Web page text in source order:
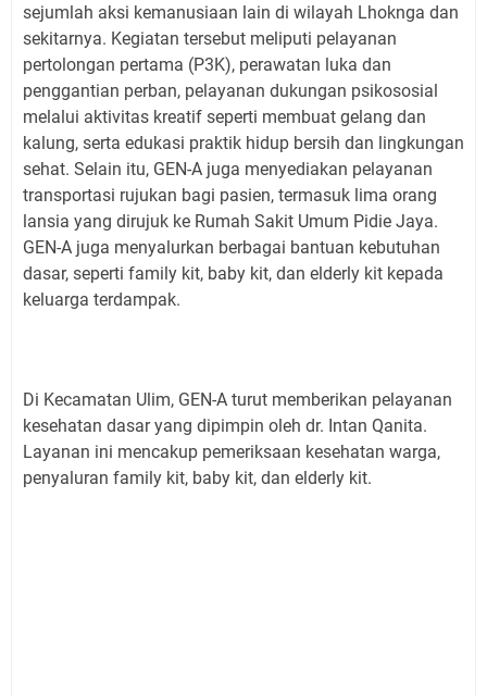
sejumlah aksi kemanusiaan lain di wilayah Lhoknga dan
sekitarnya. Kegiatan tersebut meliputi pelayanan
pertolongan pertama (P3K), perawatan luka dan
penggantian perban, pelayanan dukungan psikososial
melalui aktivitas kreatif seperti membuat gelang dan
kalung, serta edukasi praktik hidup bersih dan lingkungan
sehat. Selain itu, GEN-A juga menyediakan pelayanan
transportasi rujukan bagi pasien, termasuk lima orang
lansia yang dirujuk ke Rumah Sakit Umum Pidie Jaya.
GEN-A juga menyalurkan berbagai bantuan kebutuhan
dasar, seperti family kit, baby kit, dan elderly kit kepada
keluarga terdampak.
Di Kecamatan Ulim, GEN-A turut memberikan pelayanan
kesehatan dasar yang dipimpin oleh dr. Intan Qanita.
Layanan ini mencakup pemeriksaan kesehatan warga,
penyaluran family kit, baby kit, dan elderly kit.